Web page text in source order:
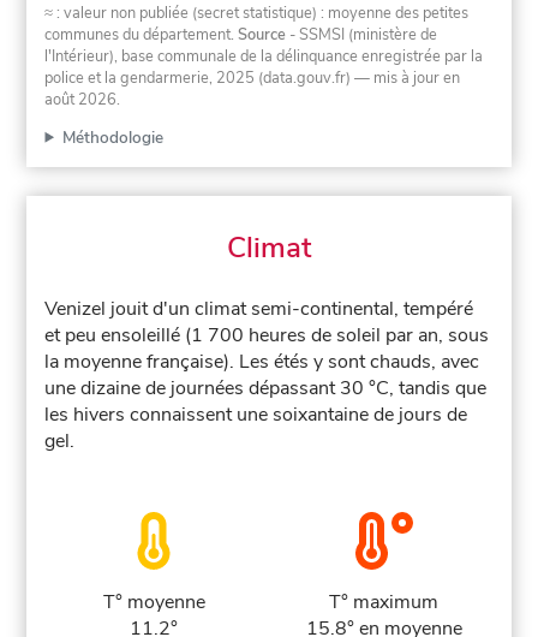
≈ : valeur non publiée (secret statistique) : moyenne des petites
communes du département.Source - SSMSI (ministère de
l'Intérieur), base communale de la délinquance enregistrée par la
police et la gendarmerie, 2025 (data.gouv.fr) — mis à jour en
août 2026.
Méthodologie
Climat
Venizel jouit d'un climat semi-continental, tempéré
et peu ensoleillé (1 700 heures de soleil par an, sous
la moyenne française). Les étés y sont chauds, avec
une dizaine de journées dépassant 30 °C, tandis que
les hivers connaissent une soixantaine de jours de
gel.
T° moyenne
11.2°
T° maximum
15.8° en moyenne